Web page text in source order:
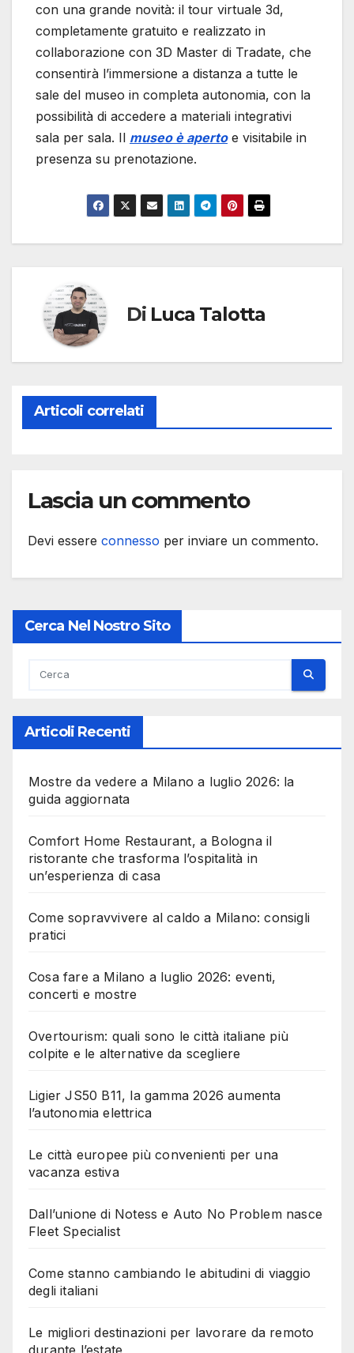
con una grande novità: il tour virtuale 3d,
completamente gratuito e realizzato in
collaborazione con 3D Master di Tradate, che
consentirà l’immersione a distanza a tutte le
sale del museo in completa autonomia, con la
possibilità di accedere a materiali integrativi
sala per sala. Il museo è apertoe visitabile in
presenza su prenotazione.
Di Luca Talotta
Articoli correlati
Lascia un commento
Devi essere connesso per inviare un commento.
Cerca Nel Nostro Sito
Articoli Recenti
Mostre da vedere a Milano a luglio 2026: la
guida aggiornata
Comfort Home Restaurant, a Bologna il
ristorante che trasforma l’ospitalità in
un’esperienza di casa
Come sopravvivere al caldo a Milano: consigli
pratici
Cosa fare a Milano a luglio 2026: eventi,
concerti e mostre
Overtourism: quali sono le città italiane più
colpite e le alternative da scegliere
Ligier JS50 B11, la gamma 2026 aumenta
l’autonomia elettrica
Le città europee più convenienti per una
vacanza estiva
Dall’unione di Notess e Auto No Problem nasce
Fleet Specialist
Come stanno cambiando le abitudini di viaggio
degli italiani
Le migliori destinazioni per lavorare da remoto
durante l’estate